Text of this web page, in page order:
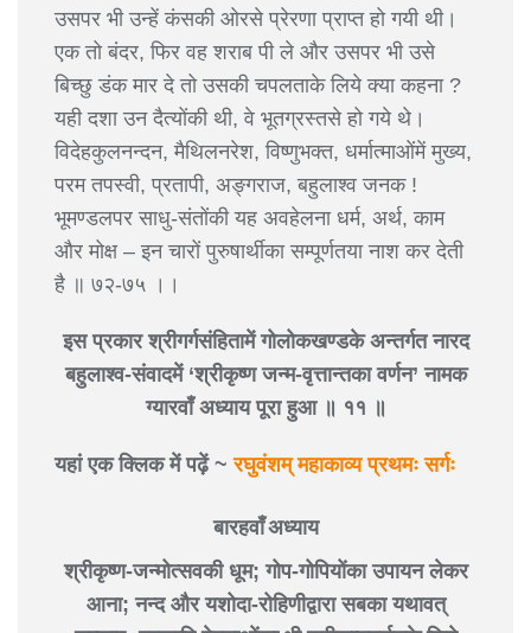
उसपर भी उन्हें कंसकी ओरसे प्रेरणा प्राप्त हो गयी थी।
एक तो बंदर, फिर वह शराब पी ले और उसपर भी उसे
बिच्छु डंक मार दे तो उसकी चपलताके लिये क्या कहना ?
यही दशा उन दैत्योंकी थी, वे भूतग्रस्तसे हो गये थे।
विदेहकुलनन्दन, मैथिलनरेश, विष्णुभक्त, धर्मात्माओंमें मुख्य,
परम तपस्वी, प्रतापी, अङ्गराज, बहुलाश्व जनक !
भूमण्डलपर साधु-संतोंकी यह अवहेलना धर्म, अर्थ, काम
और मोक्ष – इन चारों पुरुषार्थीका सम्पूर्णतया नाश कर देती
है ॥ ७२-७५ ।।
इस प्रकार श्रीगर्गसंहितामें गोलोकखण्डके अन्तर्गत नारद
बहुलाश्व-संवादमें ‘श्रीकृष्ण जन्म-वृत्तान्तका वर्णन’ नामक
ग्यारवाँ अध्याय पूरा हुआ ॥ ११ ॥
यहां एक क्लिक में पढ़ें ~रघुवंशम् महाकाव्य प्रथमः सर्गः
बारहवाँ अध्याय
श्रीकृष्ण-जन्मोत्सवकी धूम; गोप-गोपियोंका उपायन लेकर
आना; नन्द और यशोदा-रोहिणीद्वारा सबका यथावत्